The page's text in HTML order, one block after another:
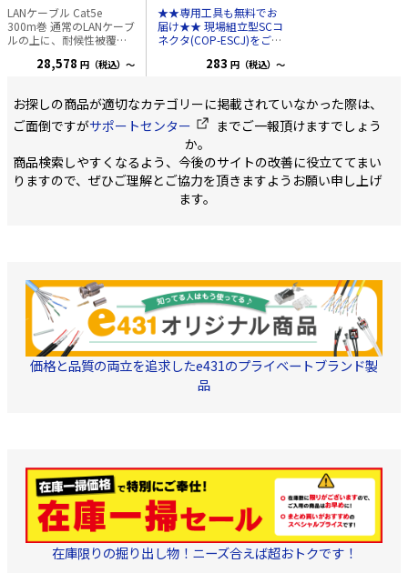
LANケーブル Cat5e
300m巻 通常のLANケーブ
ルの上に、耐候性被覆で
ブルです。 ※ケーブル引
径:0.5mm (単線) 材質:軟
銅線 適用規格：ANSI/TIA-
568.2-E、ISO/IEC 11801-
1:2021、IEC 61156-5、
JCS 5507:2023 長
さ:300m 1m毎レングスマ
28,578 円（税込）～
★★専用工具も無料でお
届け★★ 現場組立型SCコ
ネクタ(COP-ESCJ)をご購
具(TKG-OK1) 1個プレゼン
意いただく必要がありま
せん！ ------------ ■新型の
特徴■ ・細径のケーブル
に対応しました ・ケーブ
ルの固定方法が変わり、
より安定した接続が可能
です ■商品紹介■ 現場で
かんたん取付が可能な、
ありません) 仕様 ・研磨
面 SPC ・減衰量 0.5dB以
下 ・反射減衰量 40dB以
上 内容物 ・本体1個 ・
ケーブルホルダー1個(ケ
ーブルが動かない様に固
定する為のパーツ) ケー
ブルホルダーは単体でも
ご購入いただけます。
った後、ケーブルを拭取
る為の布) ■■■■ ご注
意 ■■■■ ・同商品の組
立加工に際して、別途ホ
ルダー工具が必要となり
ます。→こちらから 現
場組立型 SCコネクタ 専
283 円（税込）～
お探しの商品が適切なカテゴリーに掲載されていなかった際は、
ご面倒ですがサポートセンター
までご一報頂けますでしょう
か。
商品検索しやすくなるよう、今後のサイトの改善に役立ててまい
りますので、ぜひご理解とご協力を頂きますようお願い申し上げ
ます。
価格と品質の両立を追求したe431のプライベートブランド製
品
在庫限りの掘り出し物！ニーズ合えば超おトクです！